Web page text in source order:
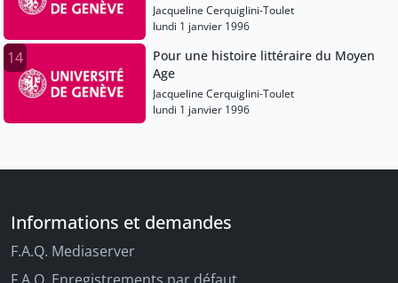
Jacqueline Cerquiglini-Toulet
lundi 1 janvier 1996
14
Pour une histoire littéraire du Moyen
Age
Jacqueline Cerquiglini-Toulet
lundi 1 janvier 1996
Informations et demandes
F.A.Q. Mediaserver